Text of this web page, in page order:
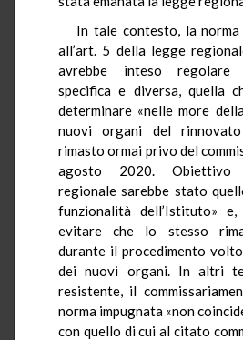
In tale contesto, la
all’art. 5 della legge
avrebbe inteso regolare
specifica e diversa, quella
determinare «nelle more
nuovi organi del
rimasto ormai privo del
agosto 2020. Obiettivo
regionale sarebbe stato
funzionalità dell’Istituto»
evitare che lo stesso
durante il procedimento
dei nuovi organi. In altri
resistente, il
norma impugnata «non
con quello di cui al citato